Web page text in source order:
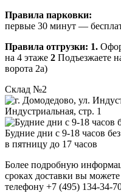
Правила парковки:
первые 30 минут —
Правила отгрузки: 1.
на 4 этаже 2 Подъезжаете
ворота 2а)
Склад №2
Индустриальная, стр. 1
Будние дни с 9-18 часов
в пятницу до 17 часов
Более подробную
сроках доставки вы
телефону +7 (495) 134-34-